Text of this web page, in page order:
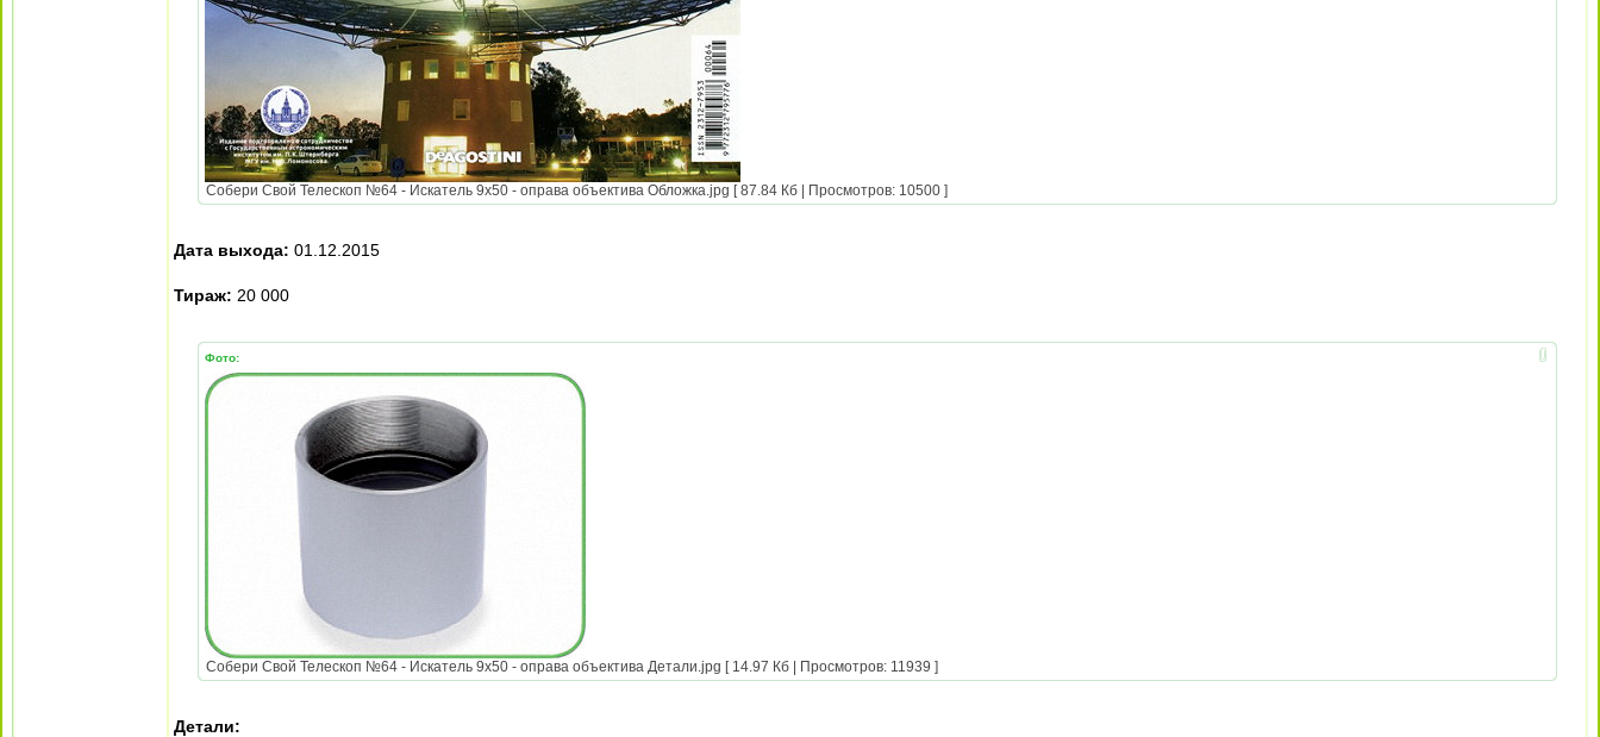
Собери Свой Телескоп №64 - Искатель 9x50 - оправа объектива Обложка.jpg [ 87.84 Кб | Просмотров: 10500 ]
Дата выхода: 01.12.2015
Тираж: 20 000
Фото:
Собери Свой Телескоп №64 - Искатель 9x50 - оправа объектива Детали.jpg [ 14.97 Кб | Просмотров: 11939 ]
Детали: